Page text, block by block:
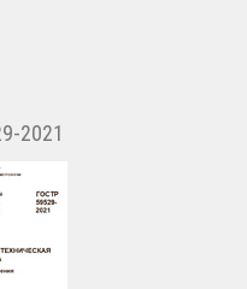
2021